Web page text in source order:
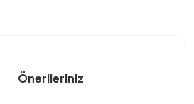
Önerileriniz